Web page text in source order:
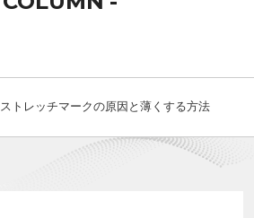
ストレッチマークの原因と薄くする方法